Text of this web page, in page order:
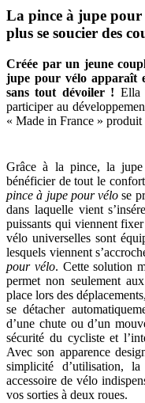
La pince à jupe
plus se soucier des
Créée par un jeune
jupe pour vélo apparaît
sans tout dévoiler ! Ella
participer au
« Made in France »
Grâce à la pince, la
bénéficier de tout le
pince à jupe pour vélo se
dans laquelle vient
puissants qui viennent
vélo universelles sont
lesquels viennent
pour vélo. Cette solution
permet non seulement
place lors des
se détacher
d’une chute ou d’un
sécurité du cycliste et
Avec son apparence
simplicité d’utilisation, la
accessoire de vélo
vos sorties à deux roues.